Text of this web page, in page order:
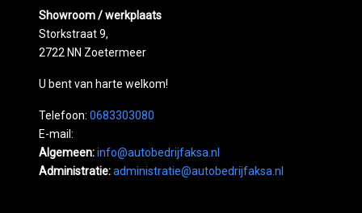
Showroom / werkplaats
Storkstraat 9,
2722 NN Zoetermeer
U bent van harte welkom!
Telefoon: 0683303080
E-mail:
Algemeen:info@autobedrijfaksa.nl
Administratie:administratie@autobedrijfaksa.nl